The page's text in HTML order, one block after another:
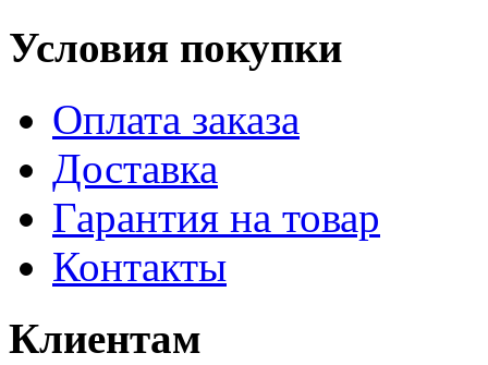
Условия покупки
Оплата заказа
Доставка
Гарантия на товар
Контакты
Клиентам